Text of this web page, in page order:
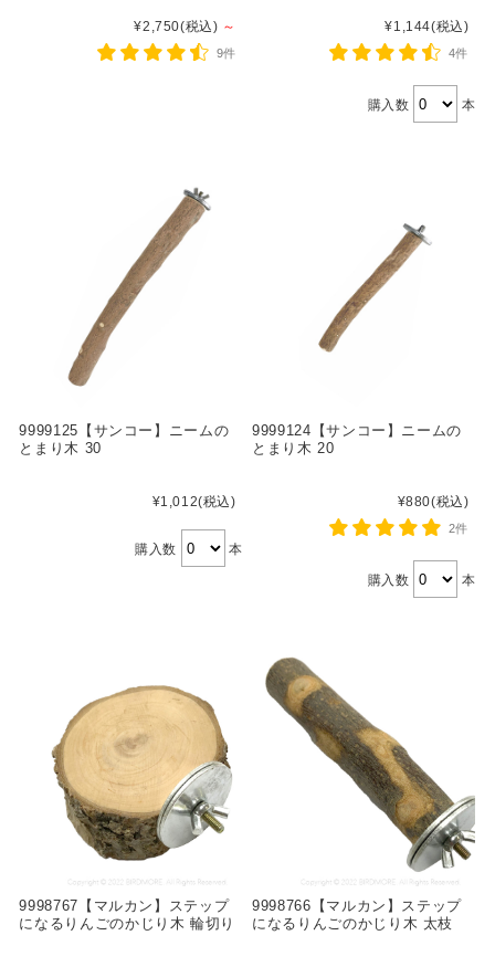
¥2,750(税込) ～
9件
¥1,144(税込)
4件
購入数 本
9999125【サンコー】ニームの
とまり木 30
¥1,012(税込)
購入数 本
9999124【サンコー】ニームの
とまり木 20
¥880(税込)
2件
購入数 本
9998767【マルカン】ステップ
になるりんごのかじり木 輪切り
9998766【マルカン】ステップ
になるりんごのかじり木 太枝